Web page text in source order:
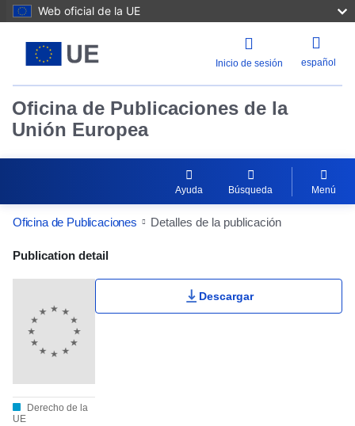
Web oficial de la UE
Inicio de sesión español
Oficina de Publicaciones de la
Unión Europea
Ayuda Búsqueda Menú
Oficina de Publicaciones Detalles de la publicación
Publication Detail Actions Portlet
Publication detail
Derecho de la
UE
Descargar